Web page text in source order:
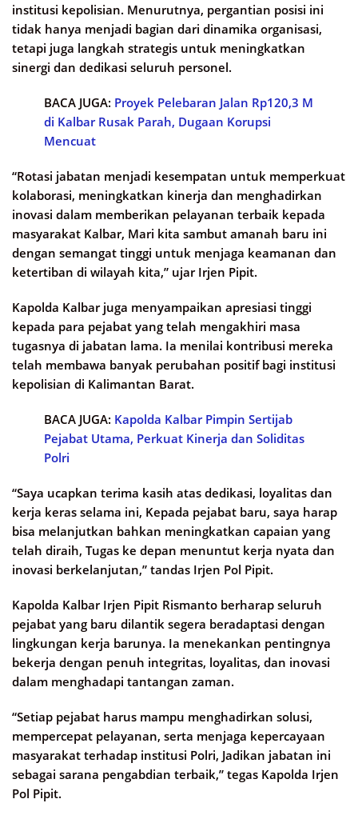
institusi kepolisian. Menurutnya, pergantian posisi ini
tidak hanya menjadi bagian dari dinamika organisasi,
tetapi juga langkah strategis untuk meningkatkan
sinergi dan dedikasi seluruh personel.
BACA JUGA: Proyek Pelebaran Jalan Rp120,3 M
di Kalbar Rusak Parah, Dugaan Korupsi
Mencuat
“Rotasi jabatan menjadi kesempatan untuk memperkuat
kolaborasi, meningkatkan kinerja dan menghadirkan
inovasi dalam memberikan pelayanan terbaik kepada
masyarakat Kalbar, Mari kita sambut amanah baru ini
dengan semangat tinggi untuk menjaga keamanan dan
ketertiban di wilayah kita,” ujar Irjen Pipit.
Kapolda Kalbar juga menyampaikan apresiasi tinggi
kepada para pejabat yang telah mengakhiri masa
tugasnya di jabatan lama. Ia menilai kontribusi mereka
telah membawa banyak perubahan positif bagi institusi
kepolisian di Kalimantan Barat.
BACA JUGA: Kapolda Kalbar Pimpin Sertijab
Pejabat Utama, Perkuat Kinerja dan Soliditas
Polri
“Saya ucapkan terima kasih atas dedikasi, loyalitas dan
kerja keras selama ini, Kepada pejabat baru, saya harap
bisa melanjutkan bahkan meningkatkan capaian yang
telah diraih, Tugas ke depan menuntut kerja nyata dan
inovasi berkelanjutan,” tandas Irjen Pol Pipit.
Kapolda Kalbar Irjen Pipit Rismanto berharap seluruh
pejabat yang baru dilantik segera beradaptasi dengan
lingkungan kerja barunya. Ia menekankan pentingnya
bekerja dengan penuh integritas, loyalitas, dan inovasi
dalam menghadapi tantangan zaman.
“Setiap pejabat harus mampu menghadirkan solusi,
mempercepat pelayanan, serta menjaga kepercayaan
masyarakat terhadap institusi Polri, Jadikan jabatan ini
sebagai sarana pengabdian terbaik,” tegas Kapolda Irjen
Pol Pipit.